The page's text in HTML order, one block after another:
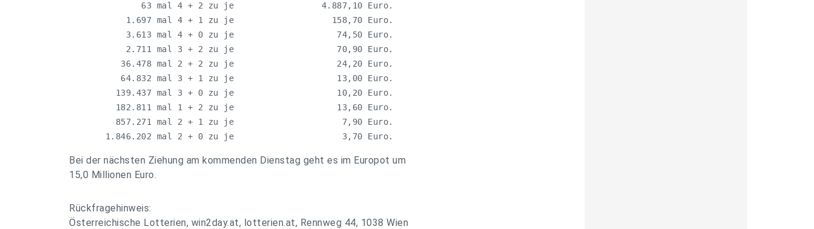
              63 mal 4 + 2 zu je                 4.887,10 Euro.
           1.697 mal 4 + 1 zu je                   158,70 Euro.
           3.613 mal 4 + 0 zu je                    74,50 Euro.
           2.711 mal 3 + 2 zu je                    70,90 Euro.
          36.478 mal 2 + 2 zu je                    24,20 Euro.
          64.832 mal 3 + 1 zu je                    13,00 Euro.
         139.437 mal 3 + 0 zu je                    10,20 Euro.
         182.811 mal 1 + 2 zu je                    13,60 Euro.
         857.271 mal 2 + 1 zu je                     7,90 Euro.
       1.846.202 mal 2 + 0 zu je                     3,70 Euro.
Bei der nächsten Ziehung am kommenden Dienstag geht es im Europot um
15,0 Millionen Euro.
Rückfragehinweis:
Österreichische Lotterien, win2day.at, lotterien.at, Rennweg 44, 1038 Wien